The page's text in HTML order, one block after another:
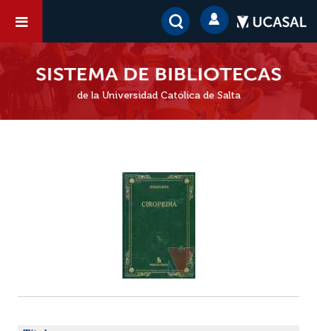
de la Universidad Católica de Salta